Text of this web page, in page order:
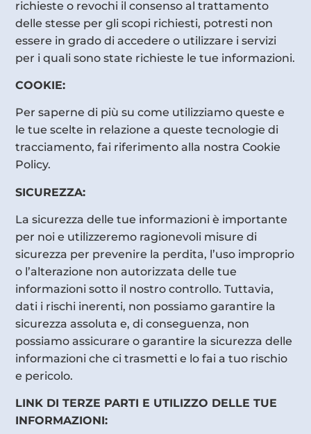
richieste o revochi il consenso al trattamento
delle stesse per gli scopi richiesti, potresti non
essere in grado di accedere o utilizzare i servizi
per i quali sono state richieste le tue informazioni.
COOKIE:
Per saperne di più su come utilizziamo queste e
le tue scelte in relazione a queste tecnologie di
tracciamento, fai riferimento alla nostra Cookie
Policy.
SICUREZZA:
La sicurezza delle tue informazioni è importante
per noi e utilizzeremo ragionevoli misure di
sicurezza per prevenire la perdita, l’uso improprio
o l’alterazione non autorizzata delle tue
informazioni sotto il nostro controllo. Tuttavia,
dati i rischi inerenti, non possiamo garantire la
sicurezza assoluta e, di conseguenza, non
possiamo assicurare o garantire la sicurezza delle
informazioni che ci trasmetti e lo fai a tuo rischio
e pericolo.
LINK DI TERZE PARTI E UTILIZZO DELLE TUE
INFORMAZIONI: